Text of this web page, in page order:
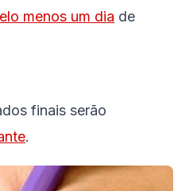
menos um dia de
finais serão
.